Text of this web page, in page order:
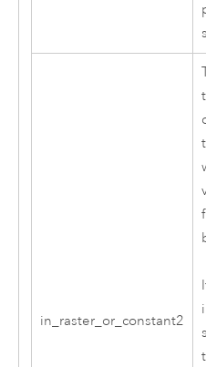
in_raster_or_constant2